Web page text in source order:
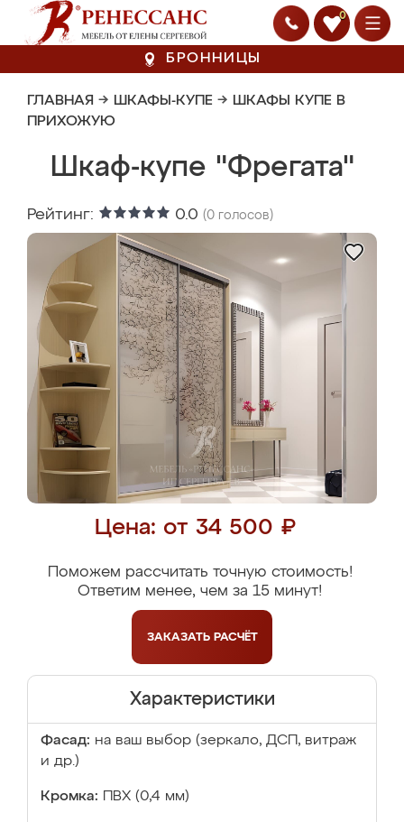
0
БРОННИЦЫ
ГЛАВНАЯ → ШКАФЫ-КУПЕ → ШКАФЫ КУПЕ В
ПРИХОЖУЮ
Шкаф-купе "Фрегата"
Рейтинг: 0.0 (0 голосов)
Цена: от 34 500 ₽
Поможем рассчитать точную стоимость!
Ответим менее, чем за 15 минут!
ЗАКАЗАТЬ РАСЧЁТ
Характеристики
Фасад: на ваш выбор (зеркало, ДСП, витраж
и др.)
Кромка: ПВХ (0,4 мм)